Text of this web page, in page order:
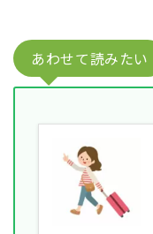
あわせて読みたい